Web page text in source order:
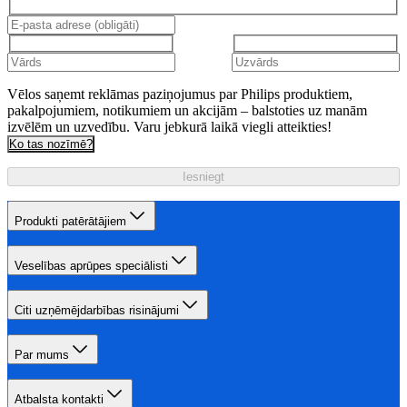
Vēlos saņemt reklāmas paziņojumus par Philips produktiem,
pakalpojumiem, notikumiem un akcijām – balstoties uz manām
izvēlēm un uzvedību. Varu jebkurā laikā viegli atteikties!
Ko tas nozīmē?
Iesniegt
Produkti patērātājiem
Veselības aprūpes speciālisti
Citi uzņēmējdarbības risinājumi
Par mums
Atbalsta kontakti